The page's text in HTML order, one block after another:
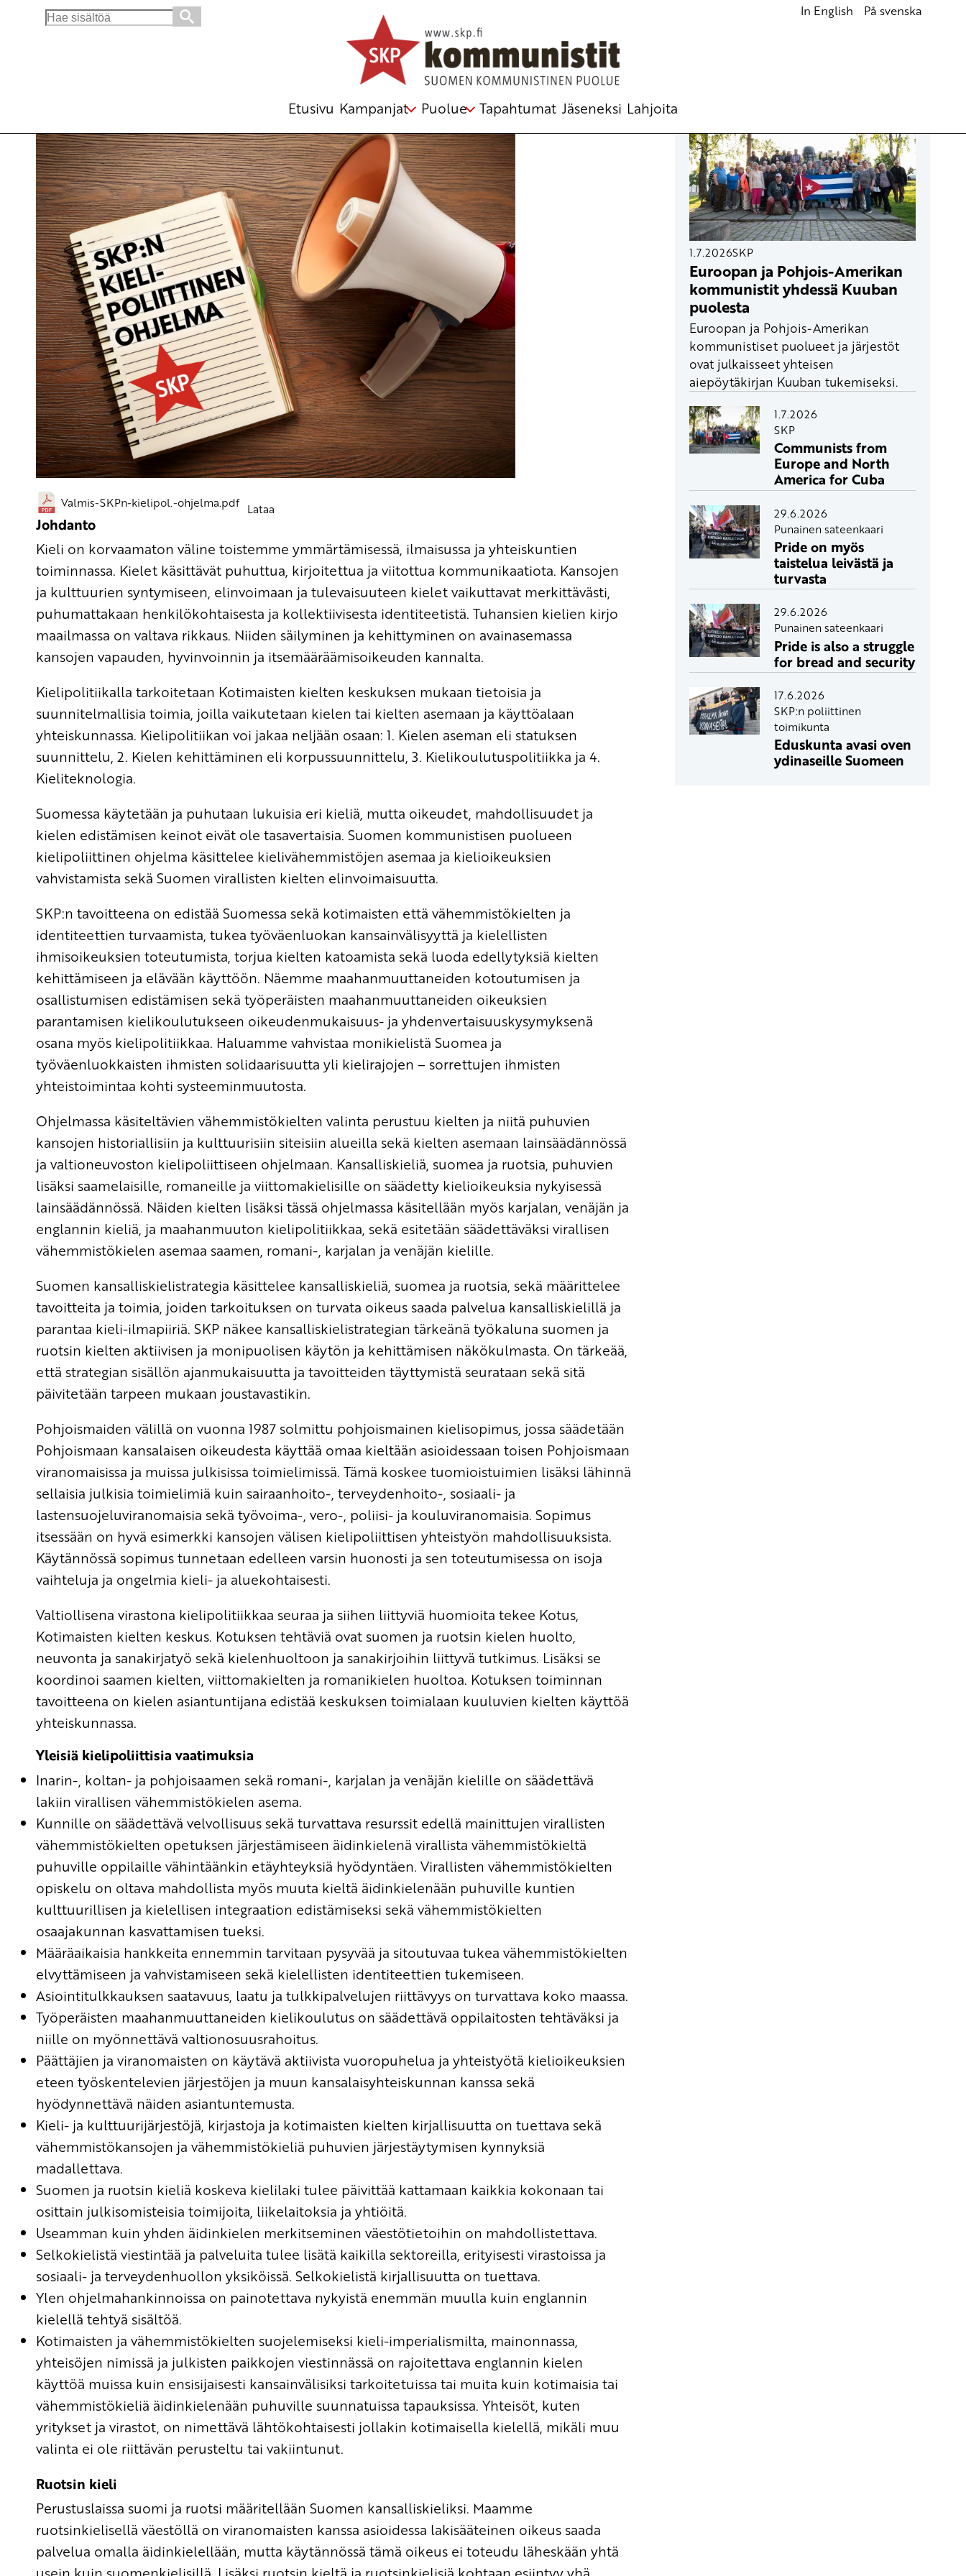
Search
In English På svenska
Etusivu Kampanjat Puolue Tapahtumat Jäseneksi Lahjoita
Valmis-SKPn-kielipol.-ohjelma.pdf Lataa
Johdanto
Kieli on korvaamaton väline toistemme ymmärtämisessä, ilmaisussa ja yhteiskuntien
toiminnassa. Kielet käsittävät puhuttua, kirjoitettua ja viitottua kommunikaatiota. Kansojen
ja kulttuurien syntymiseen, elinvoimaan ja tulevaisuuteen kielet vaikuttavat merkittävästi,
puhumattakaan henkilökohtaisesta ja kollektiivisesta identiteetistä. Tuhansien kielien kirjo
maailmassa on valtava rikkaus. Niiden säilyminen ja kehittyminen on avainasemassa
kansojen vapauden, hyvinvoinnin ja itsemääräämisoikeuden kannalta.
Kielipolitiikalla tarkoitetaan Kotimaisten kielten keskuksen mukaan tietoisia ja
suunnitelmallisia toimia, joilla vaikutetaan kielen tai kielten asemaan ja käyttöalaan
yhteiskunnassa. Kielipolitiikan voi jakaa neljään osaan: 1. Kielen aseman eli statuksen
suunnittelu, 2. Kielen kehittäminen eli korpussuunnittelu, 3. Kielikoulutuspolitiikka ja 4.
Kieliteknologia.
Suomessa käytetään ja puhutaan lukuisia eri kieliä, mutta oikeudet, mahdollisuudet ja
kielen edistämisen keinot eivät ole tasavertaisia. Suomen kommunistisen puolueen
kielipoliittinen ohjelma käsittelee kielivähemmistöjen asemaa ja kielioikeuksien
vahvistamista sekä Suomen virallisten kielten elinvoimaisuutta.
SKP:n tavoitteena on edistää Suomessa sekä kotimaisten että vähemmistökielten ja
identiteettien turvaamista, tukea työväenluokan kansainvälisyyttä ja kielellisten
ihmisoikeuksien toteutumista, torjua kielten katoamista sekä luoda edellytyksiä kielten
kehittämiseen ja elävään käyttöön. Näemme maahanmuuttaneiden kotoutumisen ja
osallistumisen edistämisen sekä työperäisten maahanmuuttaneiden oikeuksien
parantamisen kielikoulutukseen oikeudenmukaisuus- ja yhdenvertaisuuskysymyksenä
osana myös kielipolitiikkaa. Haluamme vahvistaa monikielistä Suomea ja
työväenluokkaisten ihmisten solidaarisuutta yli kielirajojen – sorrettujen ihmisten
yhteistoimintaa kohti systeeminmuutosta.
Ohjelmassa käsiteltävien vähemmistökielten valinta perustuu kielten ja niitä puhuvien
kansojen historiallisiin ja kulttuurisiin siteisiin alueilla sekä kielten asemaan lainsäädännössä
ja valtioneuvoston kielipoliittiseen ohjelmaan. Kansalliskieliä, suomea ja ruotsia, puhuvien
lisäksi saamelaisille, romaneille ja viittomakielisille on säädetty kielioikeuksia nykyisessä
lainsäädännössä. Näiden kielten lisäksi tässä ohjelmassa käsitellään myös karjalan, venäjän ja
englannin kieliä, ja maahanmuuton kielipolitiikkaa, sekä esitetään säädettäväksi virallisen
vähemmistökielen asemaa saamen, romani-, karjalan ja venäjän kielille.
Suomen kansalliskielistrategia käsittelee kansalliskieliä, suomea ja ruotsia, sekä määrittelee
tavoitteita ja toimia, joiden tarkoituksen on turvata oikeus saada palvelua kansalliskielillä ja
parantaa kieli-ilmapiiriä. SKP näkee kansalliskielistrategian tärkeänä työkaluna suomen ja
ruotsin kielten aktiivisen ja monipuolisen käytön ja kehittämisen näkökulmasta. On tärkeää,
että strategian sisällön ajanmukaisuutta ja tavoitteiden täyttymistä seurataan sekä sitä
päivitetään tarpeen mukaan joustavastikin.
Pohjoismaiden välillä on vuonna 1987 solmittu pohjoismainen kielisopimus, jossa säädetään
Pohjoismaan kansalaisen oikeudesta käyttää omaa kieltään asioidessaan toisen Pohjoismaan
viranomaisissa ja muissa julkisissa toimielimissä. Tämä koskee tuomioistuimien lisäksi lähinnä
sellaisia julkisia toimielimiä kuin sairaanhoito-, terveydenhoito-, sosiaali- ja
lastensuojeluviranomaisia sekä työvoima-, vero-, poliisi- ja kouluviranomaisia. Sopimus
itsessään on hyvä esimerkki kansojen välisen kielipoliittisen yhteistyön mahdollisuuksista.
Käytännössä sopimus tunnetaan edelleen varsin huonosti ja sen toteutumisessa on isoja
vaihteluja ja ongelmia kieli- ja aluekohtaisesti.
Valtiollisena virastona kielipolitiikkaa seuraa ja siihen liittyviä huomioita tekee Kotus,
Kotimaisten kielten keskus. Kotuksen tehtäviä ovat suomen ja ruotsin kielen huolto,
neuvonta ja sanakirjatyö sekä kielenhuoltoon ja sanakirjoihin liittyvä tutkimus. Lisäksi se
koordinoi saamen kielten, viittomakielten ja romanikielen huoltoa. Kotuksen toiminnan
tavoitteena on kielen asiantuntijana edistää keskuksen toimialaan kuuluvien kielten käyttöä
yhteiskunnassa.
Yleisiä kielipoliittisia vaatimuksia
Inarin-, koltan- ja pohjoisaamen sekä romani-, karjalan ja venäjän kielille on säädettävä
lakiin virallisen vähemmistökielen asema.
Kunnille on säädettävä velvollisuus sekä turvattava resurssit edellä mainittujen virallisten
vähemmistökielten opetuksen järjestämiseen äidinkielenä virallista vähemmistökieltä
puhuville oppilaille vähintäänkin etäyhteyksiä hyödyntäen. Virallisten vähemmistökielten
opiskelu on oltava mahdollista myös muuta kieltä äidinkielenään puhuville kuntien
kulttuurillisen ja kielellisen integraation edistämiseksi sekä vähemmistökielten
osaajakunnan kasvattamisen tueksi.
Määräaikaisia hankkeita ennemmin tarvitaan pysyvää ja sitoutuvaa tukea vähemmistökielten
elvyttämiseen ja vahvistamiseen sekä kielellisten identiteettien tukemiseen.
Asiointitulkkauksen saatavuus, laatu ja tulkkipalvelujen riittävyys on turvattava koko maassa.
Työperäisten maahanmuuttaneiden kielikoulutus on säädettävä oppilaitosten tehtäväksi ja
niille on myönnettävä valtionosuusrahoitus.
Päättäjien ja viranomaisten on käytävä aktiivista vuoropuhelua ja yhteistyötä kielioikeuksien
eteen työskentelevien järjestöjen ja muun kansalaisyhteiskunnan kanssa sekä
hyödynnettävä näiden asiantuntemusta.
Kieli- ja kulttuurijärjestöjä, kirjastoja ja kotimaisten kielten kirjallisuutta on tuettava sekä
vähemmistökansojen ja vähemmistökieliä puhuvien järjestäytymisen kynnyksiä
madallettava.
Suomen ja ruotsin kieliä koskeva kielilaki tulee päivittää kattamaan kaikkia kokonaan tai
osittain julkisomisteisia toimijoita, liikelaitoksia ja yhtiöitä.
Useamman kuin yhden äidinkielen merkitseminen väestötietoihin on mahdollistettava.
Selkokielistä viestintää ja palveluita tulee lisätä kaikilla sektoreilla, erityisesti virastoissa ja
sosiaali- ja terveydenhuollon yksiköissä. Selkokielistä kirjallisuutta on tuettava.
Ylen ohjelmahankinnoissa on painotettava nykyistä enemmän muulla kuin englannin
kielellä tehtyä sisältöä.
Kotimaisten ja vähemmistökielten suojelemiseksi kieli-imperialismilta, mainonnassa,
yhteisöjen nimissä ja julkisten paikkojen viestinnässä on rajoitettava englannin kielen
käyttöä muissa kuin ensisijaisesti kansainvälisiksi tarkoitetuissa tai muita kuin kotimaisia tai
vähemmistökieliä äidinkielenään puhuville suunnatuissa tapauksissa. Yhteisöt, kuten
yritykset ja virastot, on nimettävä lähtökohtaisesti jollakin kotimaisella kielellä, mikäli muu
valinta ei ole riittävän perusteltu tai vakiintunut.
Ruotsin kieli
Perustuslaissa suomi ja ruotsi määritellään Suomen kansalliskieliksi. Maamme
ruotsinkielisellä väestöllä on viranomaisten kanssa asioidessa lakisääteinen oikeus saada
palvelua omalla äidinkielellään, mutta käytännössä tämä oikeus ei toteudu läheskään yhtä
1.7.2026SKP
Euroopan ja Pohjois-Amerikan
kommunistit yhdessä Kuuban
puolesta
Euroopan ja Pohjois-Amerikan
kommunistiset puolueet ja järjestöt
ovat julkaisseet yhteisen
aiepöytäkirjan Kuuban tukemiseksi.
1.7.2026
SKP
Communists from
Europe and North
America for Cuba
29.6.2026
Punainen sateenkaari
Pride on myös
taistelua leivästä ja
turvasta
29.6.2026
Punainen sateenkaari
Pride is also a struggle
for bread and security
17.6.2026
SKP:n poliittinen
toimikunta
Eduskunta avasi oven
ydinaseille Suomeen